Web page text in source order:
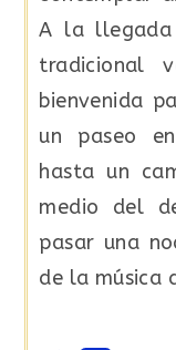
A la llegada
tradicional
bienvenida
un paseo
hasta un
medio del
pasar una
de la música